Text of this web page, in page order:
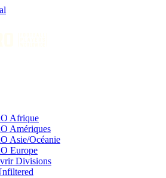
Afrique
Amériques
Asie/Océanie
Europe
Divisions